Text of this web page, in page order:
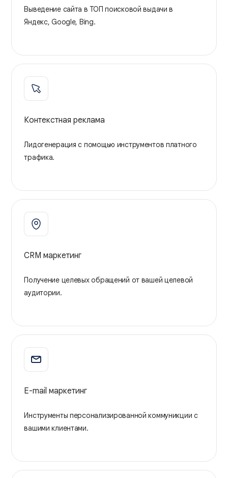
Выведение сайта в ТОП поисковой выдачи в
Яндекс, Google, Bing.
Контекстная реклама
Лидогенерация с помощью инструментов платного
трафика.
CRM маркетинг
Получение целевых обращений от вашей целевой
аудитории.
E-mail маркетинг
Инструменты персонализированной коммуникции с
вашими клиентами.